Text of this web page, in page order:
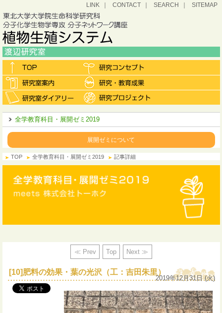
LINK CONTACT SEARCH SITEMAP
全学教育科目・展開ゼミ2019
展開ゼミについて
TOP 全学教育科目・展開ゼミ2019 記事詳細
≪ Prev Top Next ≫
[10]肥料の効果・葉の光沢（工：吉田朱里）
2019年12月31日 (火)